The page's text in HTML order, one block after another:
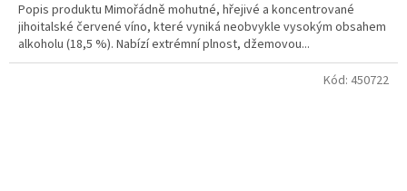
Popis produktu Mimořádně mohutné, hřejivé a koncentrované
jihoitalské červené víno, které vyniká neobvykle vysokým obsahem
alkoholu (18,5 %). Nabízí extrémní plnost, džemovou...
Kód: 450722